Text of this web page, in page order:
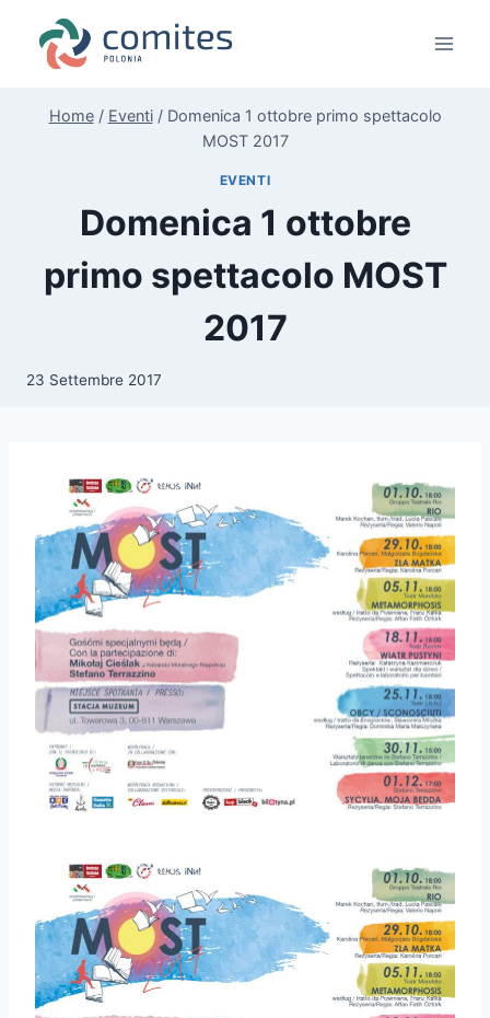
contenuto
Home / Eventi / Domenica 1 ottobre primo spettacolo
MOST 2017
EVENTI
Domenica 1 ottobre
primo spettacolo MOST
2017
23 Settembre 2017